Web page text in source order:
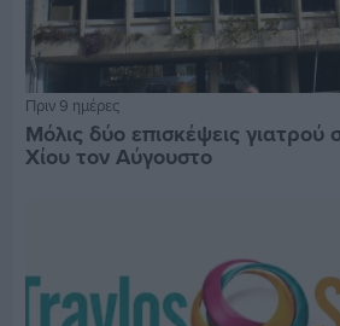
Πριν 9 ημέρες
Μόλις δύο επισκέψεις
Χίου τον Αύγουστο